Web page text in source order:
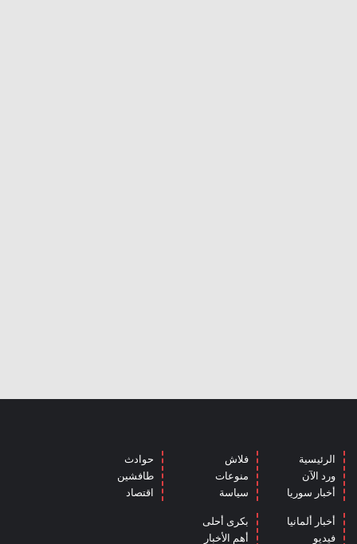
الرئيسية
ورد الآن
أخبار سوريا
فلاش
منوعات
سياسة
حوادث
طافشين
اقتصاد
أخبار ألمانيا
فيديو
بكرى أحلى
أهم الأخبار